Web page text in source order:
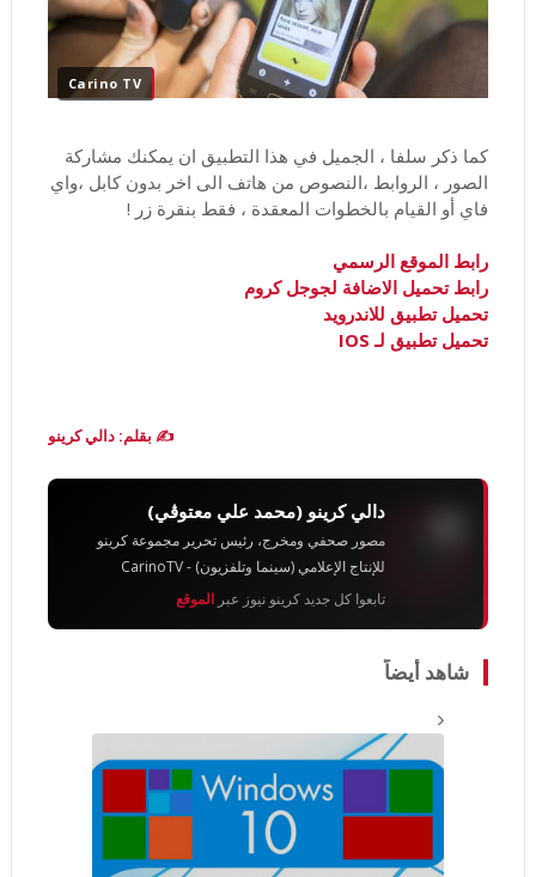
Carino TV
كما ذكر سلفا ، الجميل في هذا التطبيق ان يمكنك مشاركة
الصور ، الروابط ،النصوص من هاتف الى اخر بدون كابل ،واي
فاي أو القيام بالخطوات المعقدة ، فقط بنقرة زر !
رابط الموقع الرسمي
رابط تحميل الاضافة لجوجل كروم
تحميل تطبيق للاندرويد
تحميل تطبيق لـ IOS
✍️ بقلم: دالي كرينو
دالي كرينو (محمد علي معتوڨي)
مصور صحفي ومخرج، رئيس تحرير مجموعة كرينو
للإنتاج الإعلامي (سينما وتلفزيون) - CarinoTV
تابعوا كل جديد كرينو نيوز عبر الموقع
شاهد أيضاً